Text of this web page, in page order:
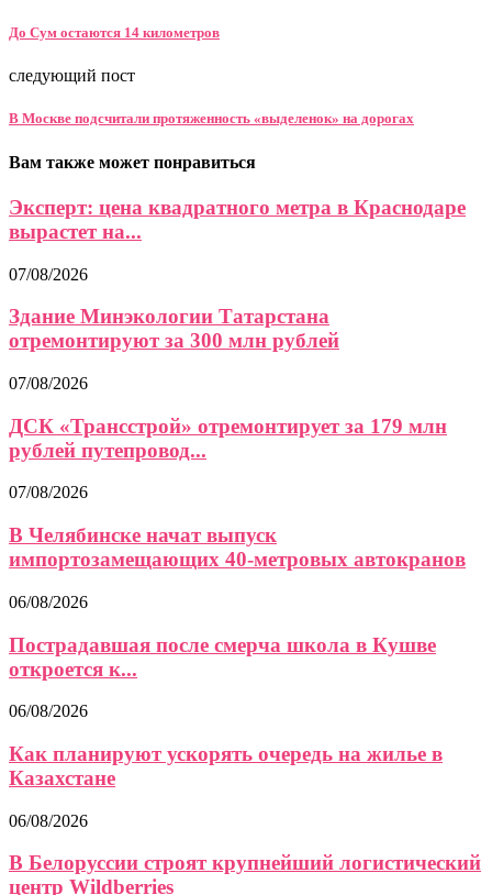
До Сум остаются 14 километров
следующий пост
В Москве подсчитали протяженность «выделенок» на дорогах
Вам также может понравиться
Эксперт: цена квадратного метра в Краснодаре
вырастет на...
07/08/2026
Здание Минэкологии Татарстана
отремонтируют за 300 млн рублей
07/08/2026
ДСК «Трансстрой» отремонтирует за 179 млн
рублей путепровод...
07/08/2026
В Челябинске начат выпуск
импортозамещающих 40-метровых автокранов
06/08/2026
Пострадавшая после смерча школа в Кушве
откроется к...
06/08/2026
Как планируют ускорять очередь на жилье в
Казахстане
06/08/2026
В Белоруссии строят крупнейший логистический
центр Wildberries